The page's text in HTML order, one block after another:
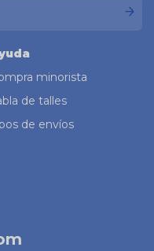
minorista
de talles
de envíos